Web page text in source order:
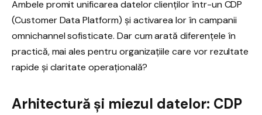
Ambele promit unificarea datelor clienților într-un CDP
(Customer Data Platform) și activarea lor în campanii
omnichannel sofisticate. Dar cum arată diferențele în
practică, mai ales pentru organizațiile care vor rezultate
rapide și claritate operațională?
Arhitectură și miezul datelor: CDP